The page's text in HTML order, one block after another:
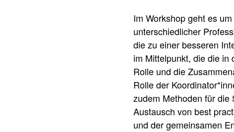
Im Workshop geht es
unterschiedlicher
die zu einer besseren
im Mittelpunkt, die die in
Rolle und die
Rolle der
zudem Methoden für die
Austausch von best
und der gemeinsamen